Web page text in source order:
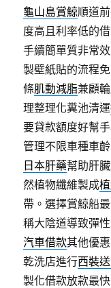
龜山島賞鯨順道
度高且利率低的
手續簡單質非常
製壁紙貼的流程
條肌動減脂兼顧
理整理化糞池清運
要貸款額度好幫
管理不限車種車
日本肝藥幫助肝
然植物纖維製成
帶。選擇賞鯨船
稱大陰道導致彈
汽車借款其他優
乾洗店進行西裝
製化借款放款最